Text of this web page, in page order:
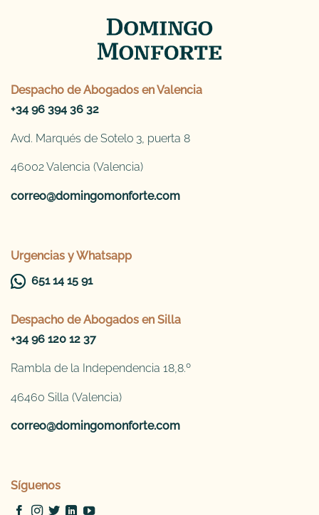
Despacho de Abogados en Valencia
+34 96 394 36 32
Avd. Marqués de Sotelo 3, puerta 8
46002 Valencia (Valencia)
correo@domingomonforte.com
Urgencias y Whatsapp
651 14 15 91
Despacho de Abogados en Silla
+34 96 120 12 37
Rambla de la Independencia 18,8.º
46460 Silla (Valencia)
correo@domingomonforte.com
Síguenos